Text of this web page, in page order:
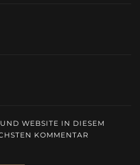
WEBSITE IN DIESEM
KOMMENTAR